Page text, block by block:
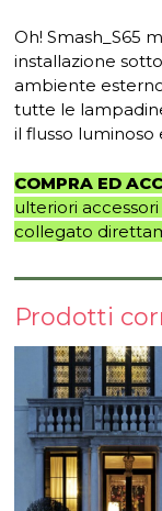
Oh! Smash_S65
installazione
ambiente
tutte le
il flusso
COMPRA ED
ulteriori
collegato
Prodotti